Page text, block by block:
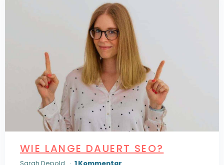
WIE LANGE DAUERT SEO?
Sarah Depold 1 Kommentar